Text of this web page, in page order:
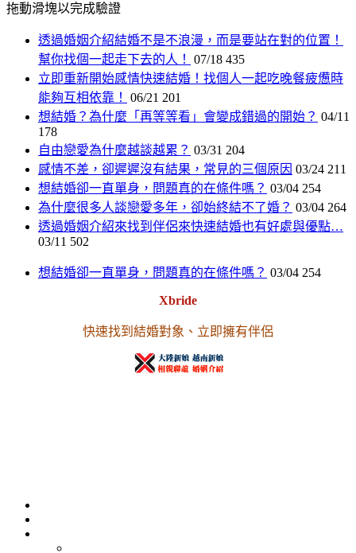
拖動滑塊以完成驗證
透過婚姻介紹結婚不是不浪漫，而是要站在對的位置！
幫你找個一起走下去的人！
07/18 435
立即重新開始感情快速結婚！找個人一起吃晚餐疲憊時
能夠互相依靠！
06/21 201
想結婚？為什麼「再等等看」會變成錯過的開始？ 04/11
178
自由戀愛為什麼越談越累？ 03/31 204
感情不差，卻遲遲沒有結果，常見的三個原因 03/24 211
想結婚卻一直單身，問題真的在條件嗎？ 03/04 254
為什麼很多人談戀愛多年，卻始終結不了婚？ 03/04 264
透過婚姻介紹來找到伴侶來快速結婚也有好處與優點…
03/11 502
想結婚卻一直單身，問題真的在條件嗎？ 03/04 254
Xbride
快速找到結婚對象、立即擁有伴侶